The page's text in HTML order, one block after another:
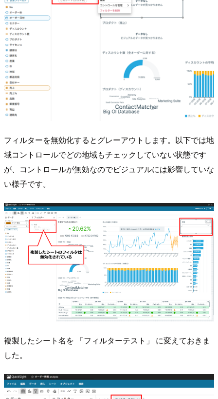
フィルターを無効化するとグレーアウトします。以下では地
域コントロールでどの地域もチェックしていない状態です
が、コントロールが無効なのでビジュアルには影響していな
い様子です。
複製したシート名を 「フィルターテスト」 に変えておきま
した。